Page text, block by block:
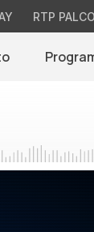
RTP PALCO